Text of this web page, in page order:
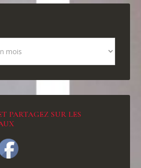
PARTAGEZ SUR LES